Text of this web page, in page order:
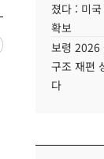
졌다 : 미
확보
보령 2026
구조 재편
다